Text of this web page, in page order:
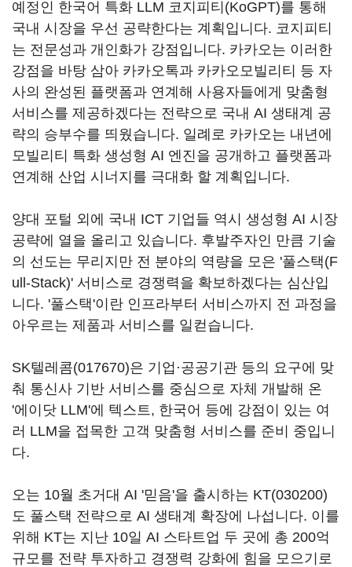
예정인 한국어 특화 LLM 코지피티 (KoGPT)를 통해
국내 시장을 우선 공략한다는 계획입니다. 코지피티
는 전문성과 개인화가 강점입니다. 카카오는 이러한
강점을 바탕 삼아 카카오톡과 카카오모빌리티 등 자
사의 완성된 플랫폼과 연계해 사용자들에게 맞춤형
서비스를 제공하겠다는 전략으로 국내 AI 생태계 공
략의 승부수를 띄웠습니다. 일례로 카카오는 내년에
모빌리티 특화 생성형 AI 엔진을 공개하고 플랫폼과
연계해 산업 시너지를 극대화 할 계획입니다.
양대 포털 외에 국내 ICT 기업들 역시 생성형 AI 시장
공략에 열을 올리고 있습니다. 후발주자인 만큼 기술
의 선도는 무리지만 전 분야의 역량을 모은 '풀스택(F
ull-Stack)' 서비스로 경쟁력을 확보하겠다는 심산입
니다. '풀스택'이란 인프라부터 서비스까지 전 과정을
아우르는 제품과 서비스를 일컫습니다.
SK텔레콤(017670)은 기업·공공기관 등의 요구에 맞
춰 통신사 기반 서비스를 중심으로 자체 개발해 온
'에이닷 LLM'에 텍스트, 한국어 등에 강점이 있는 여
러 LLM을 접목한 고객 맞춤형 서비스를 준비 중입니
다.
오는 10월 초거대 AI '믿음'을 출시하는 KT(030200)
도 풀스택 전략으로 AI 생태계 확장에 나섭니다. 이를
위해 KT는 지난 10일 AI 스타트업 두 곳에 총 200억
규모를 전략 투자하고 경쟁력 강화에 힘을 모으기로